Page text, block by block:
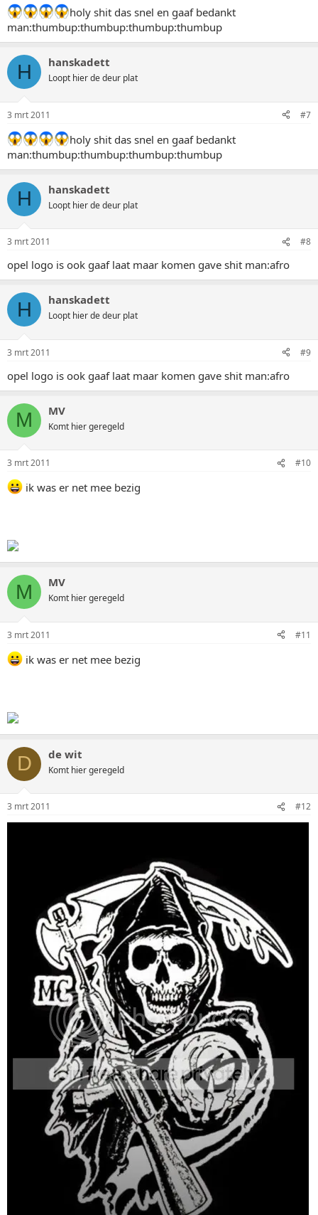
holy shit das snel en gaaf bedankt
man:thumbup:thumbup:thumbup:thumbup
H hanskadett
Loopt hier de deur plat
3 mrt 2011 #7
holy shit das snel en gaaf bedankt
man:thumbup:thumbup:thumbup:thumbup
H hanskadett
Loopt hier de deur plat
3 mrt 2011 #8
opel logo is ook gaaf laat maar komen gave shit man:afro
H hanskadett
Loopt hier de deur plat
3 mrt 2011 #9
opel logo is ook gaaf laat maar komen gave shit man:afro
M MV
Komt hier geregeld
3 mrt 2011 #10
ik was er net mee bezig
M MV
Komt hier geregeld
3 mrt 2011 #11
ik was er net mee bezig
D de wit
Komt hier geregeld
3 mrt 2011 #12